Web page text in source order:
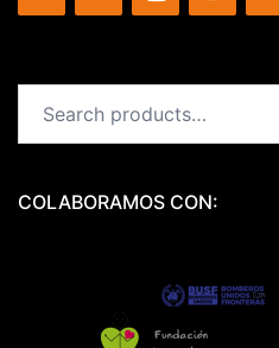
for:
COLABORAMOS CON: